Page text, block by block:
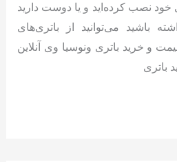
خود نصب کرده‌اید و یا دوست دارید
باشید می‌توانید از باتری‌های
و خرید باتری ونوسیا وی آنلاین
باتری